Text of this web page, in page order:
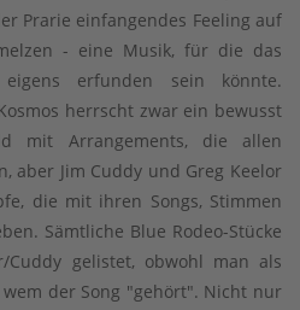
Prarie einfangendes Feeling auf
- eine Musik, für die das
eigens erfunden sein könnte.
herrscht zwar ein bewusst
mit Arrangements, die allen
aber Jim Cuddy und Greg Keelor
die mit ihren Songs, Stimmen
Sämtliche Blue Rodeo-Stücke
gelistet, obwohl man als
der Song "gehört". Nicht nur